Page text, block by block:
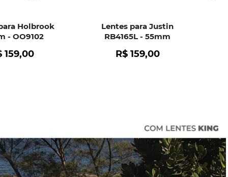
Holbrook
- OO9102
159,00
Lentes para Justin
RB4165L - 55mm
R$ 159,00